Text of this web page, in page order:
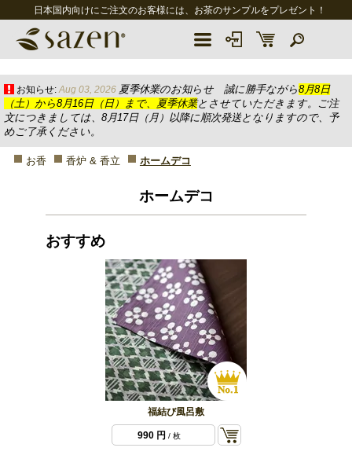
日本国内向けにご注文のお客様には、お茶のサンプルをプレゼント！
お知らせ: Aug 03, 2026 夏季休業のお知らせ 誠に勝手ながら8月8日
（土）から8月16日（日）まで、夏季休業とさせていただきます。ご注
文につきましては、8月17日（月）以降に順次発送となりますので、予
めご了承ください。
お香 香炉 & 香立 ホームデコ
ホームデコ
おすすめ
福結び風呂敷
990 円 / 枚